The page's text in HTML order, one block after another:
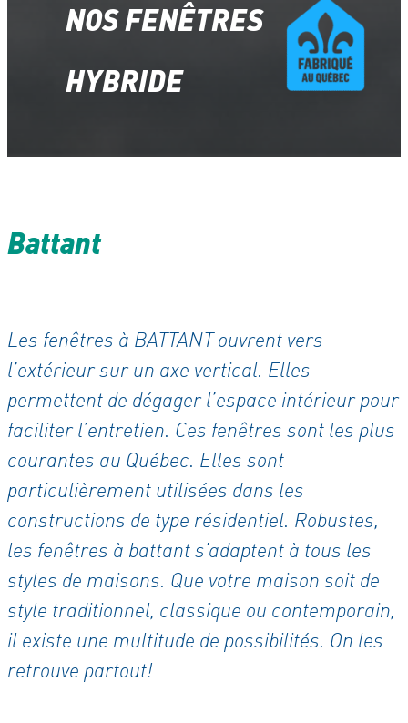
NOS FENÊTRES
HYBRIDE
Battant
Les fenêtres à BATTANT ouvrent vers
l’extérieur sur un axe vertical. Elles
permettent de dégager l’espace intérieur pour
faciliter l’entretien. Ces fenêtres sont les plus
courantes au Québec. Elles sont
particulièrement utilisées dans les
constructions de type résidentiel. Robustes,
les fenêtres à battant s’adaptent à tous les
styles de maisons. Que votre maison soit de
style traditionnel, classique ou contemporain,
il existe une multitude de possibilités. On les
retrouve partout!